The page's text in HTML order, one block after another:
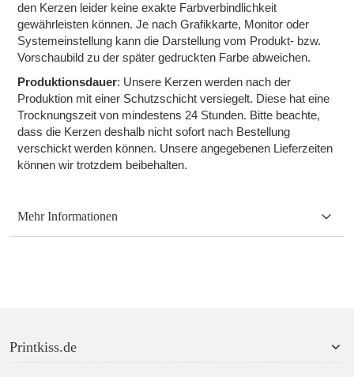
den Kerzen leider keine exakte Farbverbindlichkeit
gewährleisten können. Je nach Grafikkarte, Monitor oder
Systemeinstellung kann die Darstellung vom Produkt- bzw.
Vorschaubild zu der später gedruckten Farbe abweichen.
Produktionsdauer: Unsere Kerzen werden nach der
Produktion mit einer Schutzschicht versiegelt. Diese hat eine
Trocknungszeit von mindestens 24 Stunden. Bitte beachte,
dass die Kerzen deshalb nicht sofort nach Bestellung
verschickt werden können. Unsere angegebenen Lieferzeiten
können wir trotzdem beibehalten.
Mehr Informationen
Printkiss.de